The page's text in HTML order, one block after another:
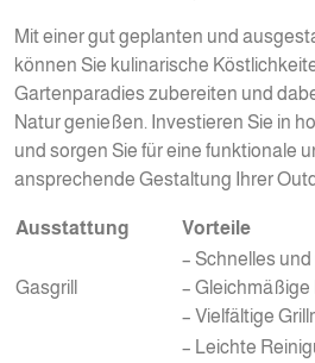
Mit einer gut geplanten und
können Sie kulinarische
Gartenparadies zubereiten und
Natur genießen. Investieren Sie in
und sorgen Sie für eine funktionale
ansprechende Gestaltung Ihrer
Ausstattung Vorteile
Gasgrill
– Schnelles
–
– Vielfältige
– Leichte